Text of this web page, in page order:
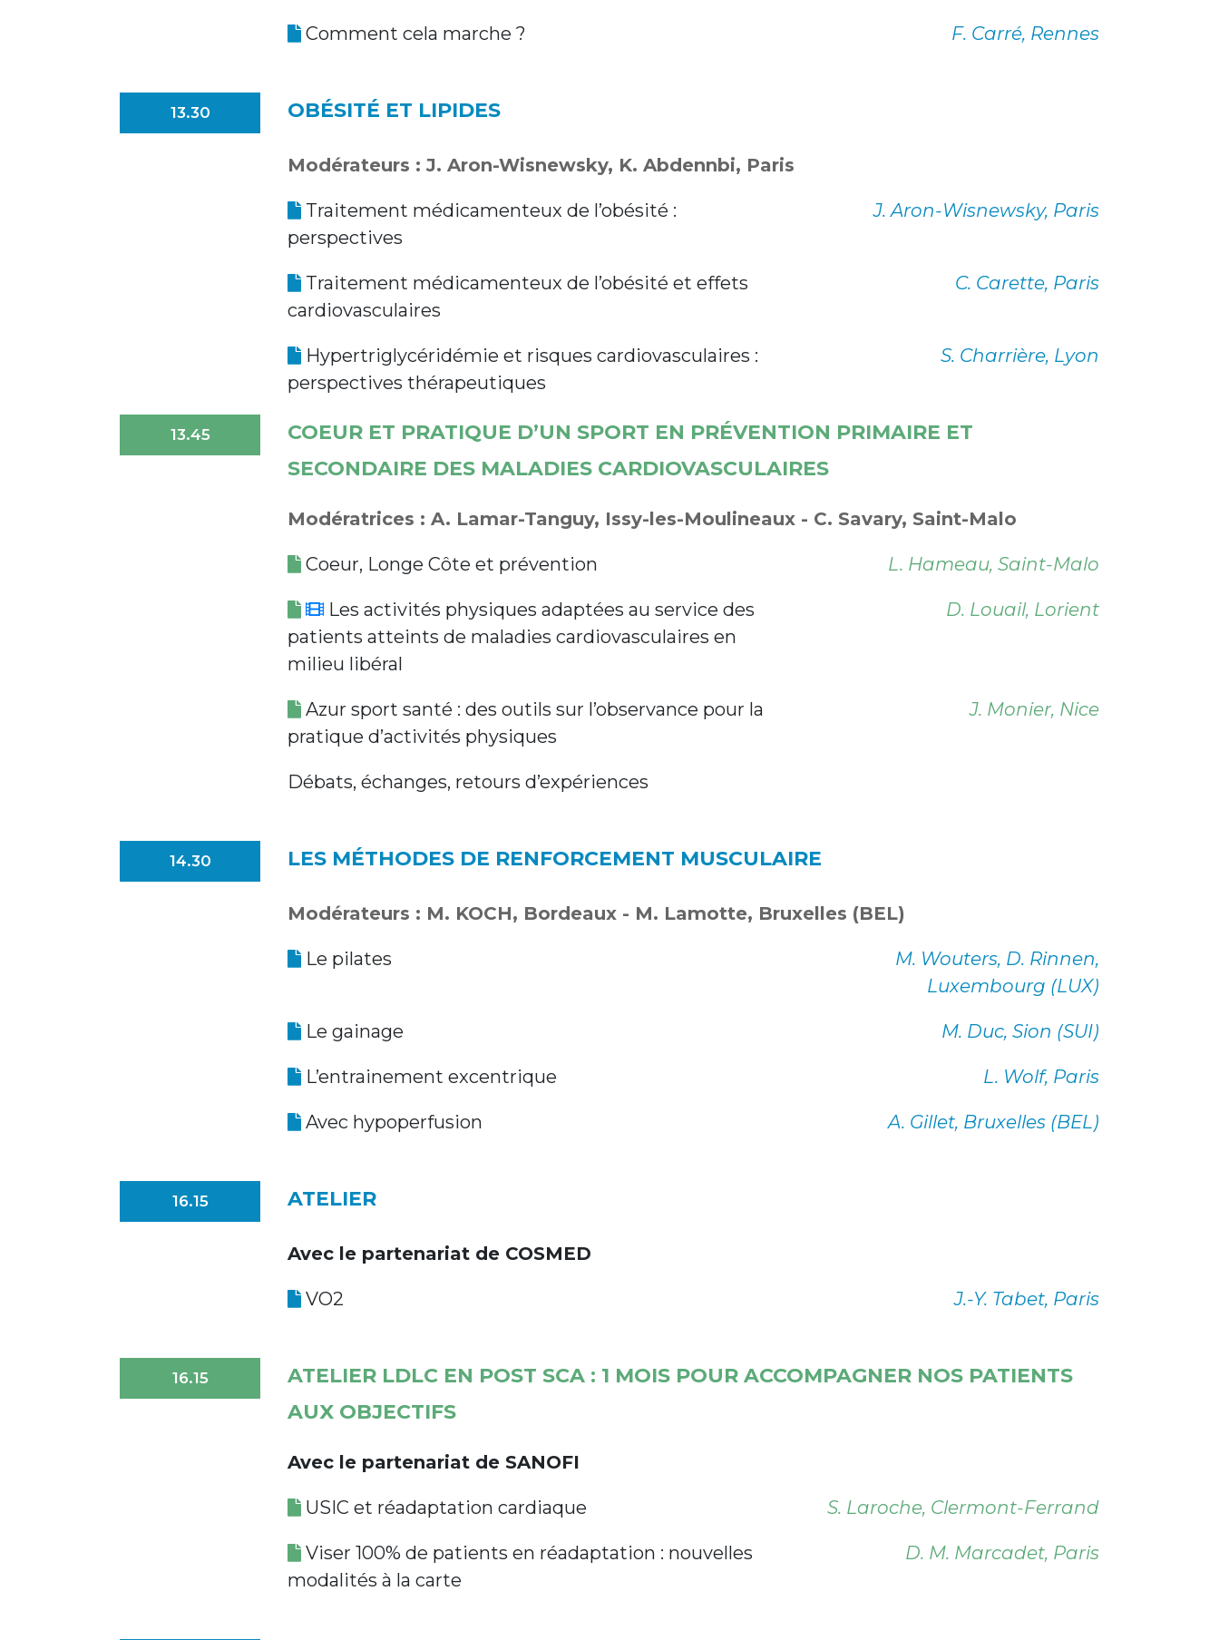
Comment cela marche ? F. Carré, Rennes
13.30 OBÉSITÉ ET LIPIDES
Modérateurs : J. Aron-Wisnewsky, K. Abdennbi, Paris
Traitement médicamenteux de l’obésité :
perspectives
J. Aron-Wisnewsky, Paris
Traitement médicamenteux de l’obésité et effets
cardiovasculaires
C. Carette, Paris
Hypertriglycéridémie et risques cardiovasculaires :
perspectives thérapeutiques
S. Charrière, Lyon
13.45
COEUR ET PRATIQUE D’UN SPORT EN PRÉVENTION PRIMAIRE ET
SECONDAIRE DES MALADIES CARDIOVASCULAIRES
Modératrices : A. Lamar-Tanguy, Issy-les-Moulineaux - C. Savary, Saint-Malo
Coeur, Longe Côte et prévention L. Hameau, Saint-Malo
Les activités physiques adaptées au service des
patients atteints de maladies cardiovasculaires en
milieu libéral
D. Louail, Lorient
Azur sport santé : des outils sur l’observance pour la
pratique d’activités physiques
J. Monier, Nice
Débats, échanges, retours d’expériences
14.30 LES MÉTHODES DE RENFORCEMENT MUSCULAIRE
Modérateurs : M. KOCH, Bordeaux - M. Lamotte, Bruxelles (BEL)
Le pilates
M. Wouters, D. Rinnen,
Luxembourg (LUX)
Le gainage M. Duc, Sion (SUI)
L’entrainement excentrique L. Wolf, Paris
Avec hypoperfusion A. Gillet, Bruxelles (BEL)
16.15 ATELIER
Avec le partenariat de COSMED
VO2 J.-Y. Tabet, Paris
16.15
ATELIER LDLC EN POST SCA : 1 MOIS POUR ACCOMPAGNER NOS PATIENTS
AUX OBJECTIFS
Avec le partenariat de SANOFI
USIC et réadaptation cardiaque S. Laroche, Clermont-Ferrand
Viser 100% de patients en réadaptation : nouvelles
modalités à la carte
D. M. Marcadet, Paris